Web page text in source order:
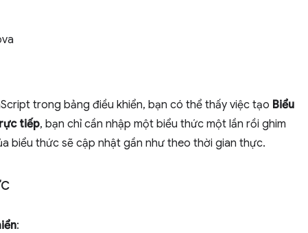
trong bảng điều khiển, bạn có thể thấy việc tạo Biểu
tiếp, bạn chỉ cần nhập một biểu thức một lần rồi ghim
biểu thức sẽ cập nhật gần như theo thời gian thực.
: